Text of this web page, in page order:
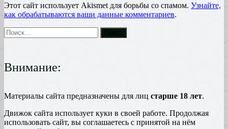
Этот сайт использует Akismet для борьбы со спамом. Узнайте,
как обрабатываются ваши данные комментариев.
Внимание:
Материалы сайта предназначены для лиц старше 18 лет.
Движок сайта использует куки в своей работе. Продолжая
использовать сайт, вы соглашаетесь с принятой на нём